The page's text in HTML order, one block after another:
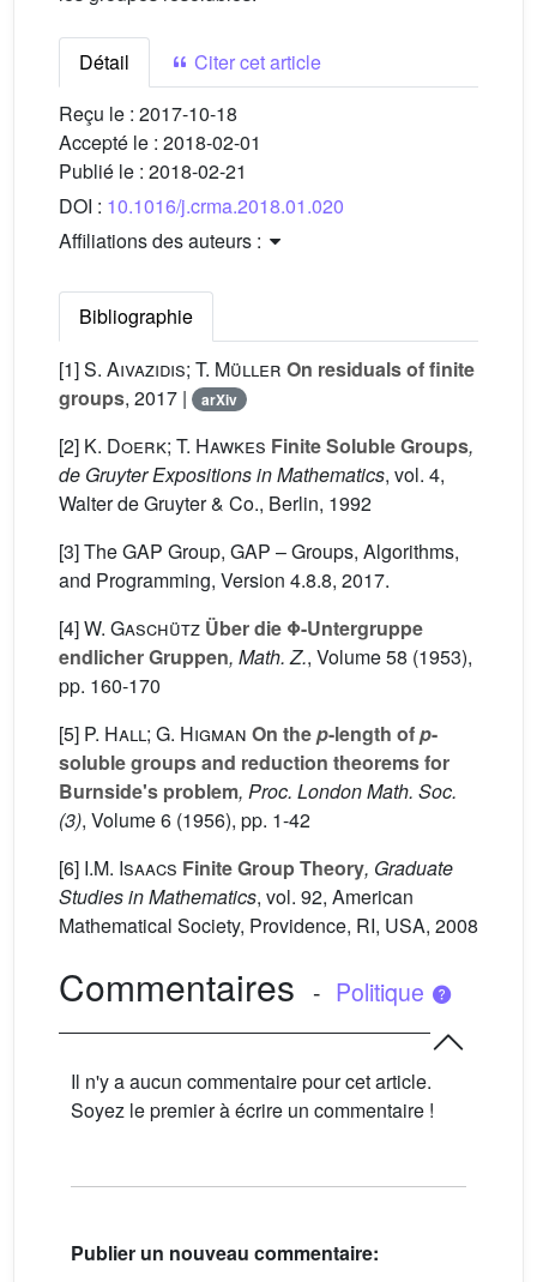
Détail
Citer cet article
Reçu le : 2017-10-18
Accepté le : 2018-02-01
Publié le : 2018-02-21
DOI : 10.1016/j.crma.2018.01.020
Affiliations des auteurs :
Bibliographie
[1]S. Aivazidis; T. Müller On residuals of finite
groups, 2017 | arXiv
[2] K. Doerk; T. Hawkes Finite Soluble Groups,
de Gruyter Expositions in Mathematics, vol. 4,
Walter de Gruyter & Co., Berlin, 1992
[3] The GAP Group, GAP – Groups, Algorithms,
and Programming, Version 4.8.8, 2017.
[4]W. Gaschütz Über die Φ-Untergruppe
endlicher Gruppen, Math. Z., Volume 58 (1953),
pp. 160-170
[5] P. Hall; G. Higman On thep-length ofp-
soluble groups and reduction theorems for
Burnside's problem, Proc. London Math. Soc.
(3), Volume 6 (1956), pp. 1-42
[6] I.M. Isaacs Finite Group Theory, Graduate
Studies in Mathematics, vol. 92, American
Mathematical Society, Providence, RI, USA, 2008
Commentaires - Politique
Il n'y a aucun commentaire pour cet article.
Soyez le premier à écrire un commentaire !
Publier un nouveau commentaire: